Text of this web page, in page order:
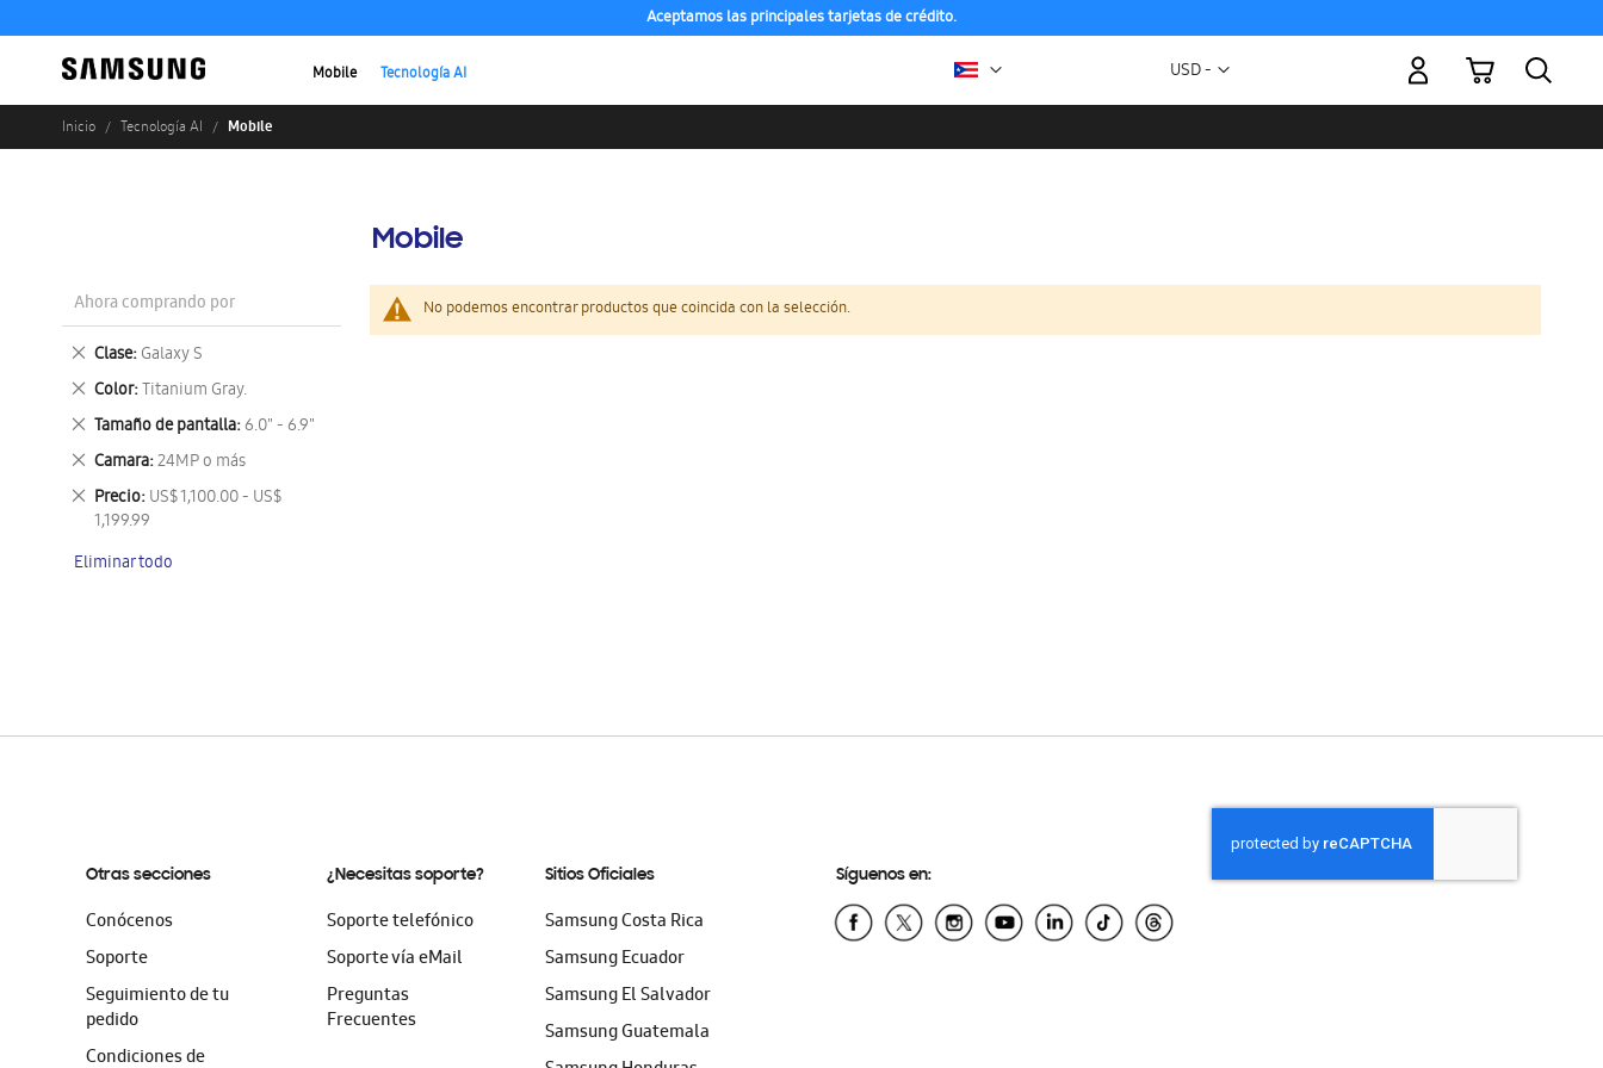
Aceptamos las principales tarjetas de crédito.
Mobile Tecnología AI Moneda
USD -
Mi carrito
Inicio Tecnología AI Mobile
Mobile
No podemos encontrar productos que coincida con la selección.
Ahora comprando por
Clase Galaxy S
Eliminar
este
artículo
Color Titanium Gray.
Eliminar
este
artículo
Tamaño de pantalla 6.0" - 6.9"
Eliminar
este
artículo
Camara 24MP o más
Eliminar
este
artículo
Precio US$ 1,100.00 - US$
1,199.99
Eliminar
este
Eliminar todo
Otras secciones
Conócenos
Soporte
Seguimiento de tu
pedido
Condiciones de
¿Necesitas soporte?
Soporte telefónico
Soporte vía eMail
Preguntas
Frecuentes
Sitios Oficiales
Samsung Costa Rica
Samsung Ecuador
Samsung El Salvador
Samsung Guatemala
Síguenos en: